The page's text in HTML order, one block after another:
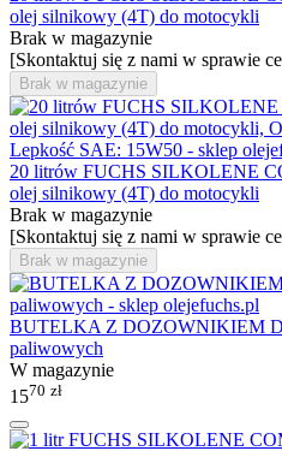
olej silnikowy (4T) do motocykli
Brak w magazynie
[Skontaktuj się z nami w sprawie
Brak w magazynie
20 litrów FUCHS SILKOLENE
olej silnikowy (4T) do motocykli
Brak w magazynie
[Skontaktuj się z nami w sprawie
Brak w magazynie
BUTELKA Z DOZOWNIKIEM
paliwowych
W magazynie
1570 zł